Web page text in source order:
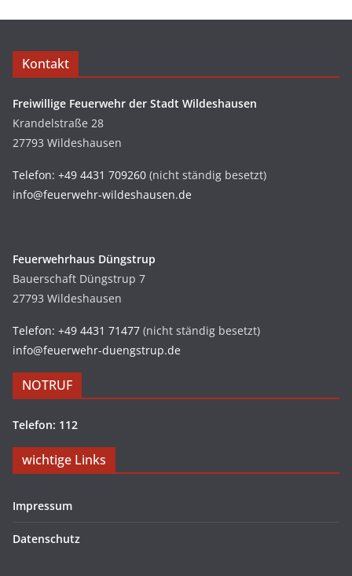
Kontakt
Freiwillige Feuerwehr der Stadt Wildeshausen
Krandelstraße 28
27793 Wildeshausen
Telefon: +49 4431 709260 (nicht ständig besetzt)
info@feuerwehr-wildeshausen.de
Feuerwehrhaus Düngstrup
Bauerschaft Düngstrup 7
27793 Wildeshausen
Telefon: +49 4431 71477 (nicht ständig besetzt)
info@feuerwehr-duengstrup.de
NOTRUF
Telefon: 112
wichtige Links
Impressum
Datenschutz